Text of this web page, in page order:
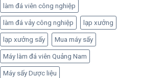
làm đá viên công nghiệp
làm đá vảy công nghiệp lạp xưởng
lạp xưởng sấy Mua máy sấy
Máy làm đá viên Quảng Nam
Máy sấy Dược liệu